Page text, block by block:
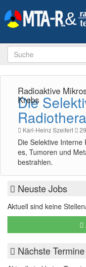
Radioaktive
Krebs
Die
Karl-Heinz Szeifert
Die Selektive
es, Tumoren und
bestrahlen.
Neuste Jobs
Aktuell sind keine
Nächste Termine